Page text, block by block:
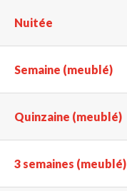
Nuitée
Semaine (meublé)
Quinzaine (meublé)
3 semaines (meublé)